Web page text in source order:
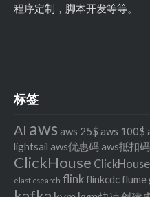
程序定制，脚本开发等等。
标签
AI aws aws 25$ aws 100$
lightsail aws优惠码 aws抵扣码
ClickHouse
elasticsearch flinkflinkcdcflume